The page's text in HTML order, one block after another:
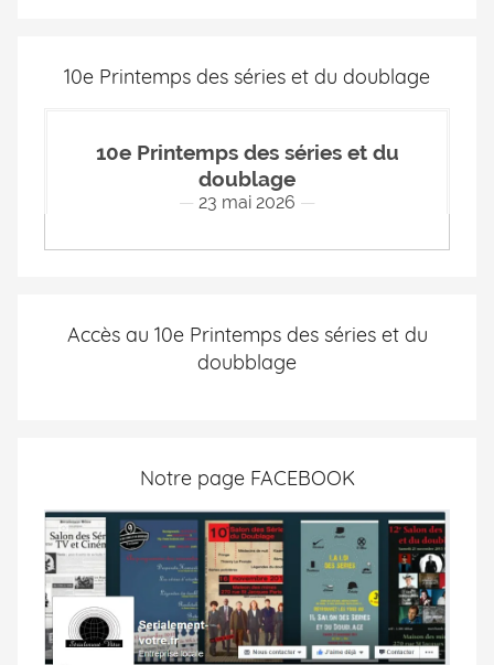
10e Printemps des séries et du doublage
10e Printemps des séries et du
doublage
23 mai 2026
Accès au 10e Printemps des séries et du
doubblage
Notre page FACEBOOK